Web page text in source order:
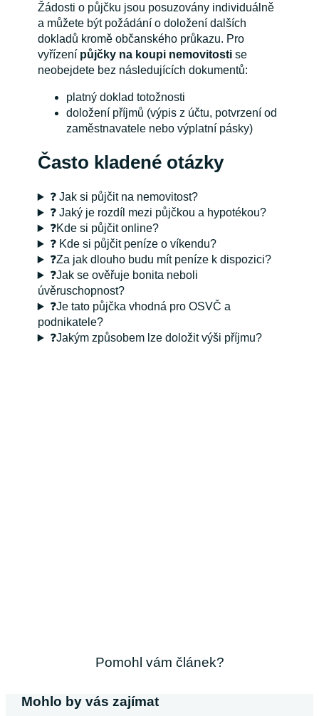
Žádosti o půjčku jsou posuzovány individuálně
a můžete být požádání o doložení dalších
dokladů kromě občanského průkazu. Pro
vyřízení půjčky na koupi nemovitosti se
neobejdete bez následujících dokumentů:
platný doklad totožnosti
doložení příjmů (výpis z účtu, potvrzení od
zaměstnavatele nebo výplatní pásky)
Často kladené otázky
❓ Jak si půjčit na nemovitost?
❓ Jaký je rozdíl mezi půjčkou a hypotékou?
❓Kde si půjčit online?
❓ Kde si půjčit peníze o víkendu?
❓Za jak dlouho budu mít peníze k dispozici?
❓Jak se ověřuje bonita neboli
úvěruschopnost?
❓Je tato půjčka vhodná pro OSVČ a
podnikatele?
❓Jakým způsobem lze doložit výši příjmu?
Pomohl vám článek?
Mohlo by vás zajímat